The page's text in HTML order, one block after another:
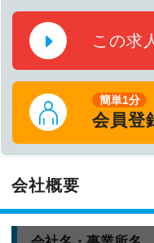
この求
簡単1分
会員登
会社概要